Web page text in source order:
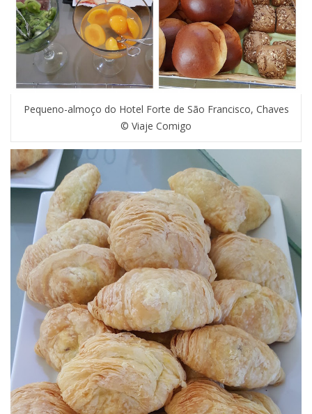
Pequeno-almoço do Hotel Forte de São Francisco, Chaves
© Viaje Comigo